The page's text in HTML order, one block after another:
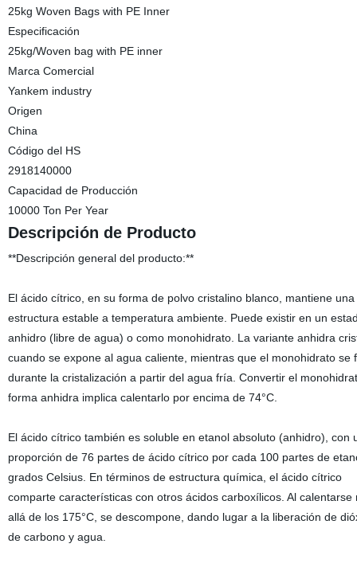
25kg Woven Bags with PE Inner
Especificación
25kg/Woven bag with PE inner
Marca Comercial
Yankem industry
Origen
China
Código del HS
2918140000
Capacidad de Producción
10000 Ton Per Year
Descripción de Producto
**Descripción general del producto:**
El ácido cítrico, en su forma de polvo cristalino blanco, mantiene una
estructura estable a temperatura ambiente. Puede existir en un
anhidro (libre de agua) o como monohidrato. La variante anhidra
cuando se expone al agua caliente, mientras que el monohidrato se
durante la cristalización a partir del agua fría. Convertir el
forma anhidra implica calentarlo por encima de 74°C.
El ácido cítrico también es soluble en etanol absoluto (anhidro), con
proporción de 76 partes de ácido cítrico por cada 100 partes de
grados Celsius. En términos de estructura química, el ácido cítrico
comparte características con otros ácidos carboxílicos. Al calentarse
allá de los 175°C, se descompone, dando lugar a la liberación de
de carbono y agua.